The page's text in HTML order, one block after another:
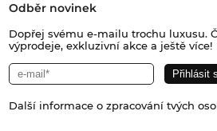
Odběr novinek
Dopřej svému e-mailu trochu luxusu.
výprodeje, exkluzivní akce a ještě více!
Další informace o zpracování tvých